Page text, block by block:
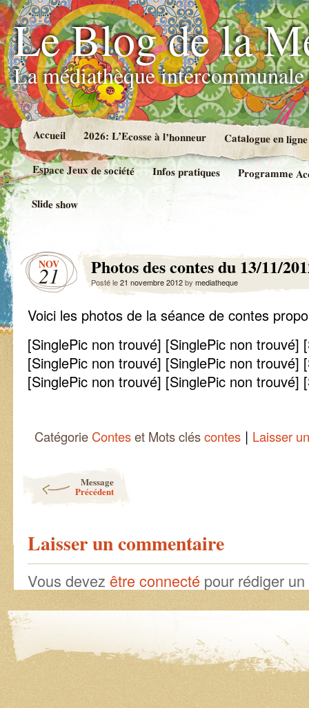
Le Blog de la
La médiathèque
Accueil 2026: L’Ecosse à l’honneur Catalogue en
Espace Jeux de société Infos pratiques Programme
Slide show
NOV
21 Photos des contes du 13/11/
Posté le21 novembre 2012by mediatheque
Voici les photos de la séance de contes
[SinglePic non trouvé] [SinglePic non trouvé]
[SinglePic non trouvé] [SinglePic non trouvé]
[SinglePic non trouvé] [SinglePic non trouvé]
Catégorie Conteset Mots cléscontes | Laisser
Message
Précédent
Laisser un commentaire
Vous devez être connecté pour rédiger